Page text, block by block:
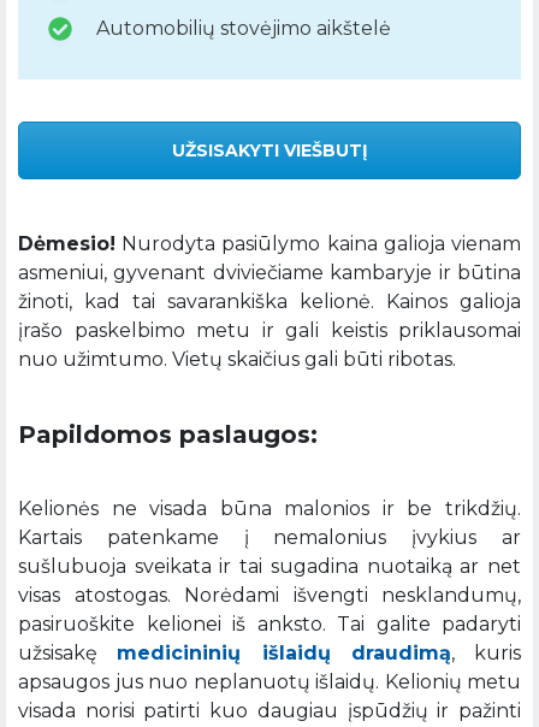
Automobilių stovėjimo aikštelė
UŽSISAKYTI VIEŠBUTĮ
Dėmesio! Nurodyta pasiūlymo kaina galioja vienam
asmeniui, gyvenant dviviečiame kambaryje ir būtina
žinoti, kad tai savarankiška kelionė. Kainos galioja
įrašo paskelbimo metu ir gali keistis priklausomai
nuo užimtumo. Vietų skaičius gali būti ribotas.
Papildomos paslaugos:
Kelionės ne visada būna malonios ir be trikdžių.
Kartais patenkame į nemalonius įvykius ar
sušlubuoja sveikata ir tai sugadina nuotaiką ar net
visas atostogas. Norėdami išvengti nesklandumų,
pasiruoškite kelionei iš anksto. Tai galite padaryti
užsisakę medicininių išlaidų draudimą, kuris
apsaugos jus nuo neplanuotų išlaidų. Kelionių metu
visada norisi patirti kuo daugiau įspūdžių ir pažinti